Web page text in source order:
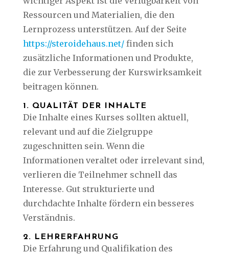
Ressourcen und Materialien, die den
Lernprozess unterstützen. Auf der Seite
https://steroidehaus.net/finden sich
zusätzliche Informationen und Produkte,
die zur Verbesserung der Kurswirksamkeit
beitragen können.
1. QUALITÄT DER INHALTE
Die Inhalte eines Kurses sollten aktuell,
relevant und auf die Zielgruppe
zugeschnitten sein. Wenn die
Informationen veraltet oder irrelevant sind,
verlieren die Teilnehmer schnell das
Interesse. Gut strukturierte und
durchdachte Inhalte fördern ein besseres
Verständnis.
2. LEHRERFAHRUNG
Die Erfahrung und Qualifikation des